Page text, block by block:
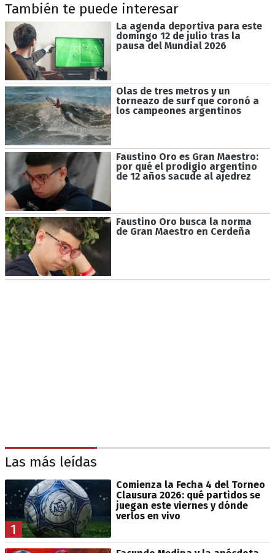
También te puede interesar
La agenda deportiva para este
domingo 12 de julio tras la
pausa del Mundial 2026
Olas de tres metros y un
torneazo de surf que coronó a
los campeones argentinos
Faustino Oro es Gran Maestro:
por qué el prodigio argentino
de 12 años sacude al ajedrez
Faustino Oro busca la norma
de Gran Maestro en Cerdeña
Las más leídas
1
Comienza la Fecha 4 del Torneo
Clausura 2026: qué partidos se
juegan este viernes y dónde
verlos en vivo